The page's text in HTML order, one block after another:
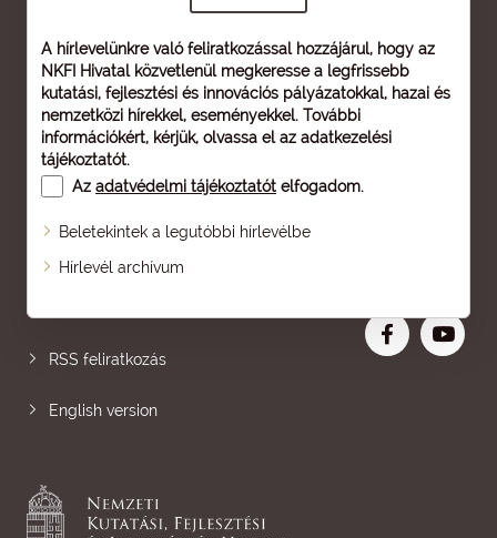
A hírlevelünkre való feliratkozással hozzájárul, hogy az
NKFI Hivatal közvetlenül megkeresse a legfrissebb
kutatási, fejlesztési és innovációs pályázatokkal, hazai és
nemzetközi hírekkel, eseményekkel. További
információkért, kérjük, olvassa el az adatkezelési
tájékoztatót.
Az adatvédelmi tájékoztatót elfogadom.
Beletekintek a legutóbbi hírlevélbe
Hírlevél archívum
Oldaltérkép
RSS feliratkozás
English version